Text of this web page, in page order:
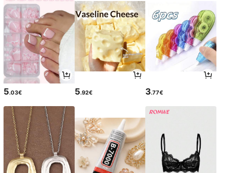
5.03€ 5.92€ 3.77€